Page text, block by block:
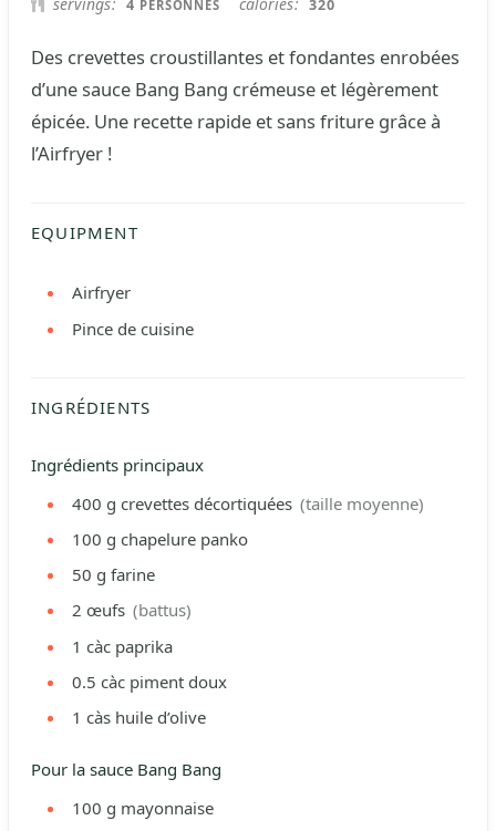
servings 4 PERSONNES calories 320
Des crevettes croustillantes et fondantes enrobées
d’une sauce Bang Bang crémeuse et légèrement
épicée. Une recette rapide et sans friture grâce à
l’Airfryer !
EQUIPMENT
Airfryer
Pince de cuisine
INGRÉDIENTS
Ingrédients principaux
400 g crevettes décortiquées (taille moyenne)
100 g chapelure panko
50 g farine
2 œufs (battus)
1 càc paprika
0.5 càc piment doux
1 càs huile d’olive
Pour la sauce Bang Bang
100 g mayonnaise